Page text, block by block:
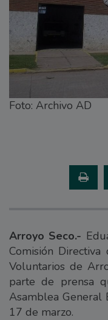
Foto: Archivo AD
Arroyo Seco.-
Comisión
Voluntarios de
parte de prensa
Asamblea General
17 de marzo.